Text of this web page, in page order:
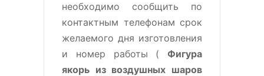
необходимо сообщить по
контактным телефонам срок
желаемого дня изготовления
и номер работы ( Фигура
якорь из воздушных шаров